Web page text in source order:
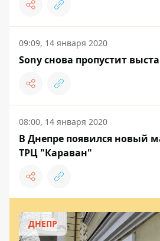
09:09, 14 января 2020
Sony снова пропустит
08:00, 14 января 2020
В Днепре появился новый
ТРЦ "Караван"
ДНЕПР